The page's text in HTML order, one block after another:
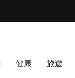
健康 旅遊